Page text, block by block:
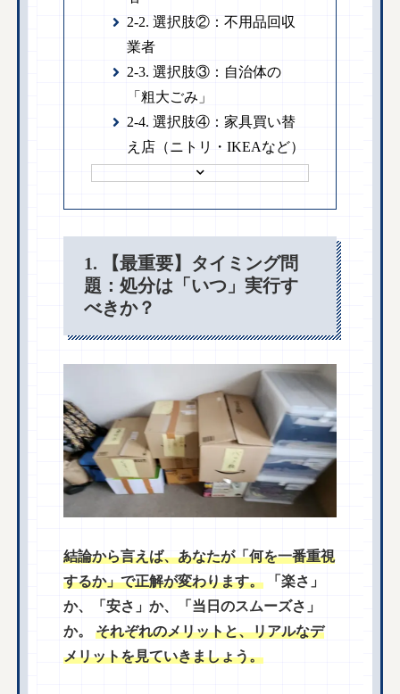
2-2. 選択肢②：不用品回収
業者
2-3. 選択肢③：自治体の
「粗大ごみ」
2-4. 選択肢④：家具買い替
え店（ニトリ・IKEAなど）
1. 【最重要】タイミング問
題：処分は「いつ」実行す
べきか？
結論から言えば、あなたが「何を一番重視
するか」で正解が変わります。 「楽さ」
か、「安さ」か、「当日のスムーズさ」
か。それぞれのメリットと、リアルなデ
メリットを見ていきましょう。